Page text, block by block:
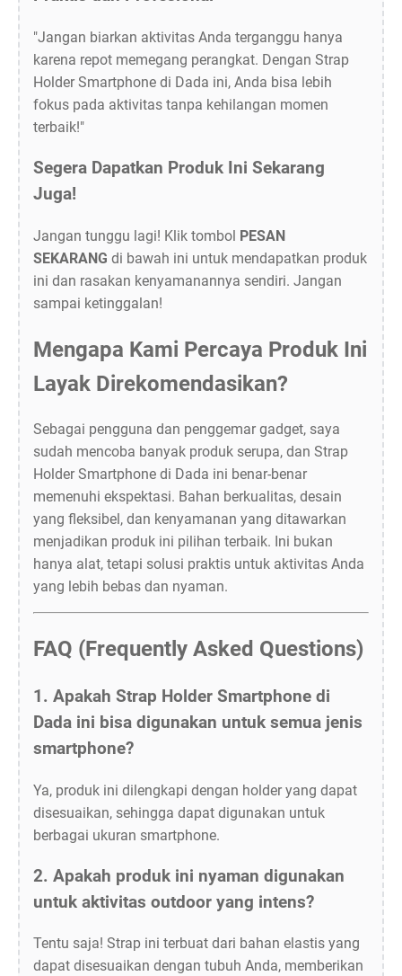
"Jangan biarkan aktivitas Anda terganggu hanya
karena repot memegang perangkat. Dengan Strap
Holder Smartphone di Dada ini, Anda bisa lebih
fokus pada aktivitas tanpa kehilangan momen
terbaik!"
Segera Dapatkan Produk Ini Sekarang
Juga!
Jangan tunggu lagi! Klik tombol PESAN
SEKARANG di bawah ini untuk mendapatkan produk
ini dan rasakan kenyamanannya sendiri. Jangan
sampai ketinggalan!
Mengapa Kami Percaya Produk Ini
Layak Direkomendasikan?
Sebagai pengguna dan penggemar gadget, saya
sudah mencoba banyak produk serupa, dan Strap
Holder Smartphone di Dada ini benar-benar
memenuhi ekspektasi. Bahan berkualitas, desain
yang fleksibel, dan kenyamanan yang ditawarkan
menjadikan produk ini pilihan terbaik. Ini bukan
hanya alat, tetapi solusi praktis untuk aktivitas Anda
yang lebih bebas dan nyaman.
FAQ (Frequently Asked Questions)
1. Apakah Strap Holder Smartphone di
Dada ini bisa digunakan untuk semua jenis
smartphone?
Ya, produk ini dilengkapi dengan holder yang dapat
disesuaikan, sehingga dapat digunakan untuk
berbagai ukuran smartphone.
2. Apakah produk ini nyaman digunakan
untuk aktivitas outdoor yang intens?
Tentu saja! Strap ini terbuat dari bahan elastis yang
dapat disesuaikan dengan tubuh Anda, memberikan